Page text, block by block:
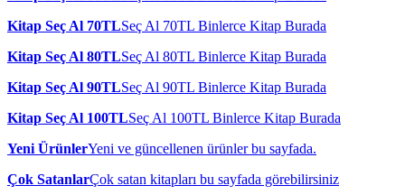
Kitap Seç Al 70TLSeç Al 70TL Binlerce Kitap Burada
Kitap Seç Al 80TLSeç Al 80TL Binlerce Kitap Burada
Kitap Seç Al 90TLSeç Al 90TL Binlerce Kitap Burada
Kitap Seç Al 100TLSeç Al 100TL Binlerce Kitap Burada
Yeni ÜrünlerYeni ve güncellenen ürünler bu sayfada.
Çok SatanlarÇok satan kitapları bu sayfada görebilirsiniz